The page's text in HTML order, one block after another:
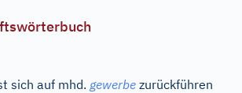
sich auf mhd. gewerbe zurückführen